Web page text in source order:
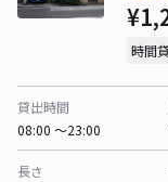
時間
貸出時間
08:00 〜23:00
長さ